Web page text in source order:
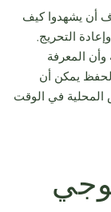
أن يشهدوا كيف
التحريج.
المعرفة
يمكن أن
المحلية في الوقت